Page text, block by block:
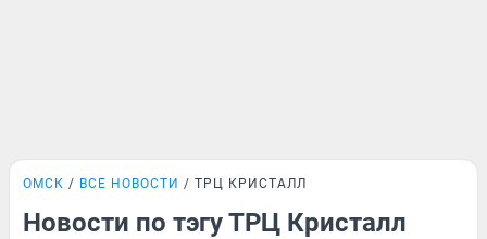
ОМСК ВСЕ НОВОСТИ ТРЦ КРИСТАЛЛ
Новости по тэгу ТРЦ Кристалл